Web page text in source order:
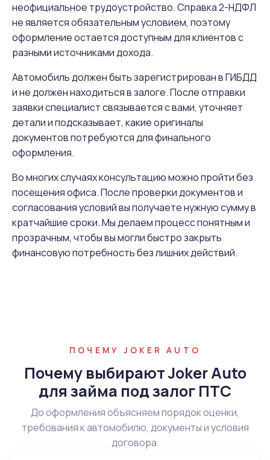
неофициальное трудоустройство. Справка 2-НДФЛ
не является обязательным условием, поэтому
оформление остается доступным для клиентов с
разными источниками дохода.
Автомобиль должен быть зарегистрирован в ГИБДД
и не должен находиться в залоге. После отправки
заявки специалист связывается с вами, уточняет
детали и подсказывает, какие оригиналы
документов потребуются для финального
оформления.
Во многих случаях консультацию можно пройти без
посещения офиса. После проверки документов и
согласования условий вы получаете нужную сумму в
кратчайшие сроки. Мы делаем процесс понятным и
прозрачным, чтобы вы могли быстро закрыть
финансовую потребность без лишних действий.
ПОЧЕМУ JOKER AUTO
Почему выбирают Joker Auto
для займа под залог ПТС
До оформления объясняем порядок оценки,
требования к автомобилю, документы и условия
договора.